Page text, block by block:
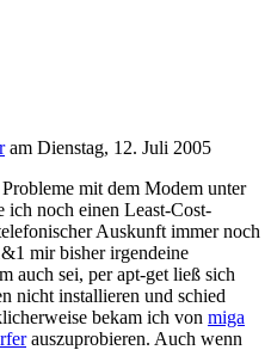
am Dienstag, 12. Juli 2005
mit dem Modem unter
ich noch einen Least-Cost-
Auskunft immer noch
mir bisher irgendeine
auch sei, per apt-get ließ sich
nicht installieren und schied
bekam ich von miga
auszuprobieren. Auch wenn